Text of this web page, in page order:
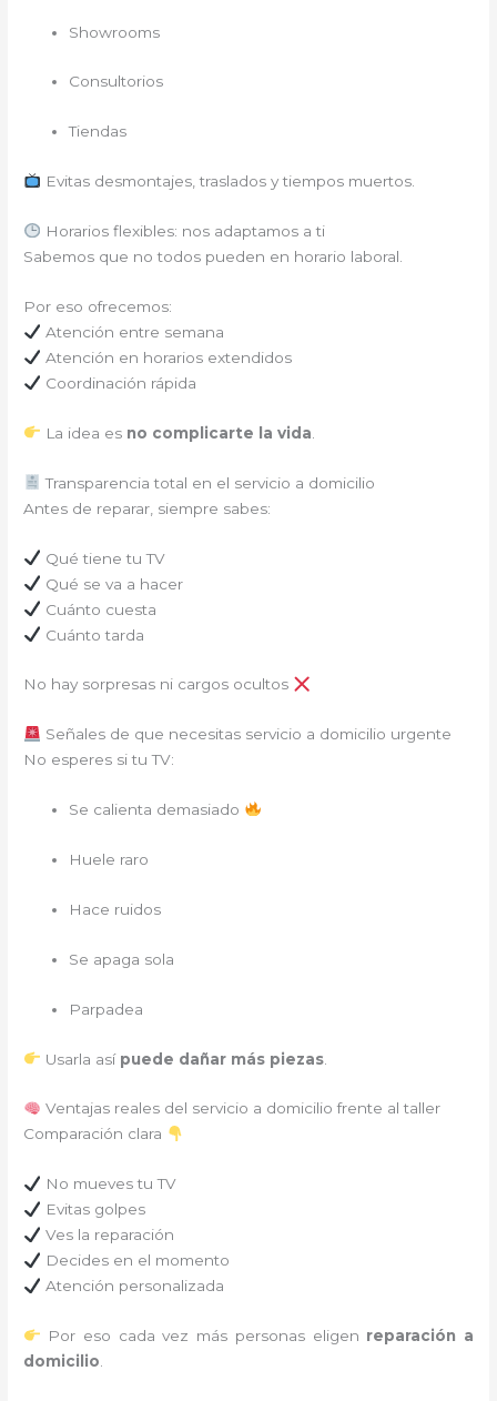
Showrooms
Consultorios
Tiendas
Evitas desmontajes, traslados y tiempos muertos.
Horarios flexibles: nos adaptamos a ti
Sabemos que no todos pueden en horario laboral.
Por eso ofrecemos:
Atención entre semana
Atención en horarios extendidos
Coordinación rápida
La idea es no complicarte la vida
Transparencia total en el servicio a domicilio
Antes de reparar, siempre sabes:
Qué tiene tu TV
Qué se va a hacer
Cuánto cuesta
Cuánto tarda
No hay sorpresas ni cargos ocultos
Señales de que necesitas servicio a domicilio urgente
No esperes si tu TV:
Se calienta demasiado
Huele raro
Hace ruidos
Se apaga sola
Parpadea
Usarla así puede dañar más piezas.
Ventajas reales del servicio a domicilio frente al taller
Comparación clara
No mueves tu TV
Evitas golpes
Ves la reparación
Decides en el momento
Atención personalizada
Por eso cada vez más personas eligen reparación a
domicilio